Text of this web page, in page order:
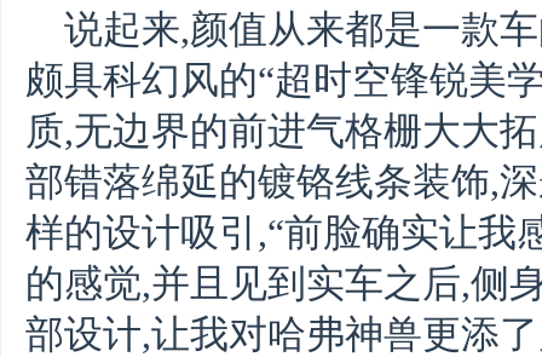
说起来,颜值从来都是一款
颇具科幻风的“超时空锋锐美
质,无边界的前进气格栅大大
部错落绵延的镀铬线条装饰,
样的设计吸引,“前脸确实让我
的感觉,并且见到实车之后,侧
部设计,让我对哈弗神兽更添